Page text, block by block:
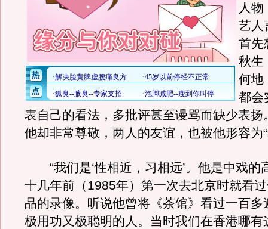
人
艺人
首先
秋生
何地
都会
表自己的看法，多批评甚至谩骂而缺少表扬
他却非常尊敬，两人的友谊，也被他形容为
“我们是‘性相近，习相远’。他是中戏的
十几年前（1985年）第一次去北京时就看
品的录像。听说他曾将《茶馆》看过一百多
极用功又极聪明的人。当时我们在香港哪有